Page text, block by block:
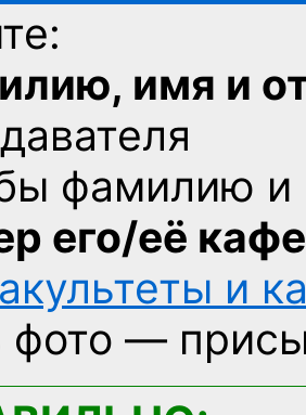
имя и
фамилию
его/её
и
фото —